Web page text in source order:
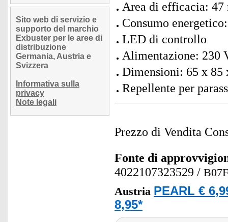
Sito web di servizio e
supporto del marchio
Exbuster per le aree di
distribuzione
Germania, Austria e
Svizzera
Informativa sulla
privacy
Note legali
Area di efficacia: 47
Consumo
LED di controllo
Alimentazione: 230
Dimensioni: 65 x 85
Repellente per
Prezzo di Vendita
Fonte di
4022107323529 /
Austria PEARL €
8,95*